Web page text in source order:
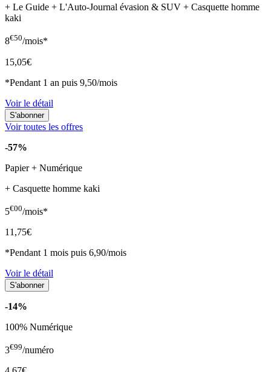
+ Le Guide + L'Auto-Journal évasion & SUV + Casquette homme
kaki
8€50/mois*
15,05€
*Pendant 1 an puis 9,50/mois
Voir le détail
Voir toutes les offres
-57%
Papier + Numérique
+ Casquette homme kaki
5€00/mois*
11,75€
*Pendant 1 mois puis 6,90/mois
Voir le détail
-14%
100% Numérique
3€99/numéro